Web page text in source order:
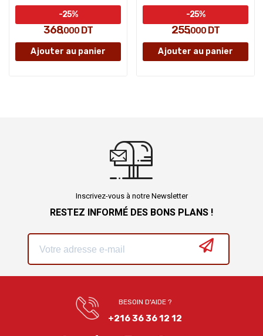
368,000 DT
-25%
Ajouter au panier
255,000 DT
-25%
Ajouter au panier
Inscrivez-vous à notre Newsletter
RESTEZ INFORMÉ DES BONS PLANS !
BESOIN D'AIDE ?
+216 36 36 12 12